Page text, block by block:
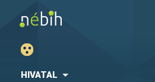
HIVATAL